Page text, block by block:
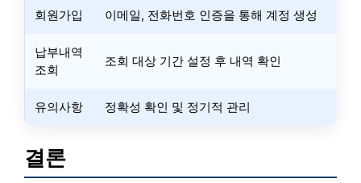
회원가입 이메일, 전화번호 인증을 통해 계정 생성
납부내역
조회
조회 대상 기간 설정 후 내역 확인
유의사항 정확성 확인 및 정기적 관리
결론